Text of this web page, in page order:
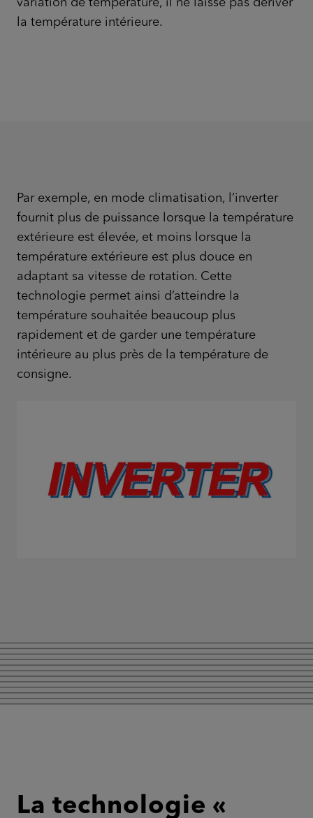
variation de température, il ne laisse pas dériver
la température intérieure.
Par exemple, en mode climatisation, l’inverter
fournit plus de puissance lorsque la température
extérieure est élevée, et moins lorsque la
température extérieure est plus douce en
adaptant sa vitesse de rotation. Cette
technologie permet ainsi d’atteindre la
température souhaitée beaucoup plus
rapidement et de garder une température
intérieure au plus près de la température de
consigne.
La technologie «